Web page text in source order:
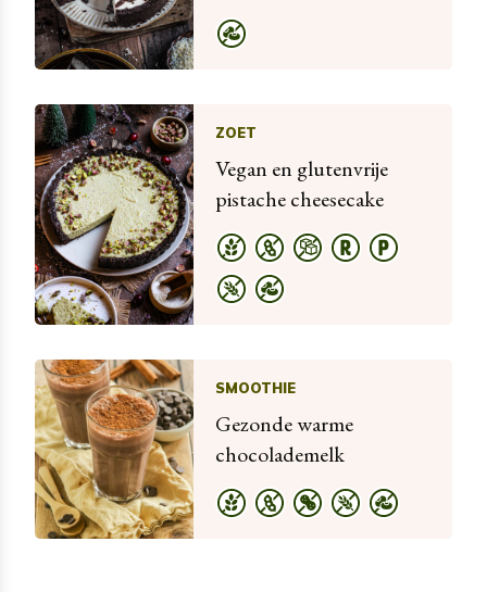
ZOET
Vegan en glutenvrije
pistache cheesecake
SMOOTHIE
Gezonde warme
chocolademelk